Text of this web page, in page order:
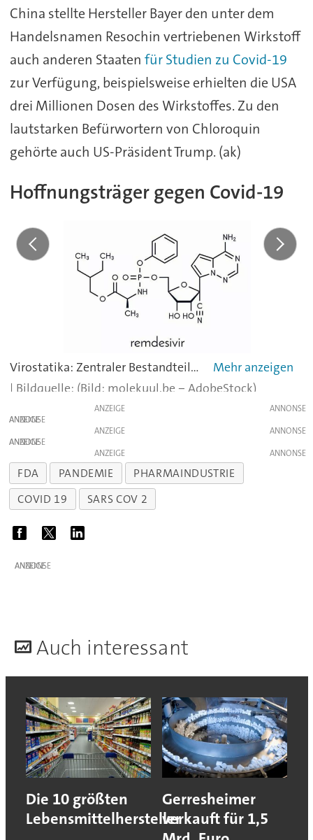
China stellte Hersteller Bayer den unter dem
Handelsnamen Resochin vertriebenen Wirkstoff
auch anderen Staaten für Studien zu Covid-19
zur Verfügung, beispielsweise erhielten die USA
drei Millionen Dosen des Wirkstoffes. Zu den
lautstarken Befürwortern von Chloroquin
gehörte auch US-Präsident Trump. (ak)
Hoffnungsträger gegen Covid-19
Virostatika: Zentraler Bestandteil eines Virus ist seine Erbinformation, zu deren Vermehrung eine Gruppe von Enzymen, sogenannte Polymerasen notwendig sind. Wirkstoffe, die diese Enzyme hemmen, können auch die Vermehrung und Verbreitung von Viren eindämmen. Beispiele für solche Virostatika, die auch gegen Sars-Cov-2 wirken könnten, sind die Wirkstoffe Faviparivir und Remdesivir. Letzteres wurde ursprünglich gegen das Ebola-Virus entwickelt.
(Bild: molekuul.be ‒ AdobeStock)
ANZEIGE
ANZEIGE
ANZEIGE
ANZEIGE
ANZEIGE
FDA PANDEMIE
PHARMAINDUSTRIE
COVID 19
SARS COV 2
ANZEIGE
Auch interessant
Die 10 größten
Lebensmittelhersteller
Gerresheimer
verkauft für 1,5